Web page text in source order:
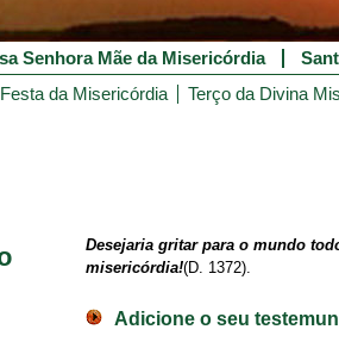
Senhora Mãe da Misericórdia
Festa da Misericórdia Terço da Divina
Desejaria gritar para o mundo
misericórdia!(D. 1372).
Adicione o seu